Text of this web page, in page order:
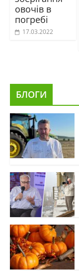
овочів в
погребі
17.03.2022
БЛОГИ